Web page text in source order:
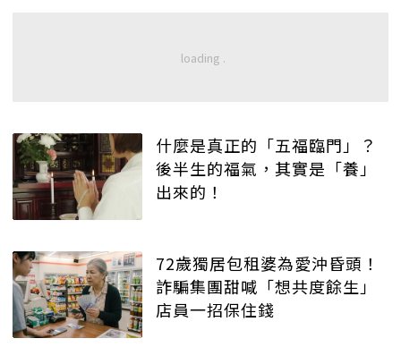
什麼是真正的「五福臨門」？
後半生的福氣，其實是「養」
出來的！
72歲獨居包租婆為愛沖昏頭！
詐騙集團甜喊「想共度餘生」
店員一招保住錢